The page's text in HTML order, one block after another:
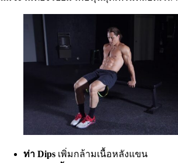
ท่า Dips เพิ่มกล้ามเนื้อหลังแขน